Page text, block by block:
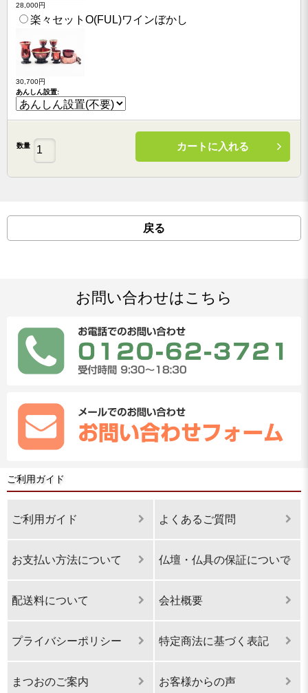
28,000円
楽々セットO(FUL)ワインぼかし
30,700円
あんしん設置:
数量 カートに入れる
戻る
お問い合わせはこちら
ご利用ガイド
ご利用ガイド よくあるご質問
お支払い方法について 仏壇・仏具の保証について
配送料について 会社概要
プライバシーポリシー 特定商法に基づく表記
まつおのご案内 お客様からの声